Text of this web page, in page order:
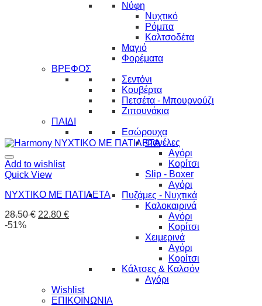
Νύφη
Νυχτικό
Ρόμπα
Καλτσοδέτα
Μαγιό
Φορέματα
ΒΡΕΦΟΣ
Σεντόνι
Κουβέρτα
Πετσέτα - Μπουρνούζι
Ζιπουνάκια
ΠΑΙΔΙ
Εσώρουχα
Φανέλες
Αγόρι
Κορίτσι
Slip - Boxer
Αγόρι
Πυζάμες - Νυχτικά
Καλοκαιρινά
Αγόρι
Κορίτσι
Χειμερινά
Αγόρι
Κορίτσι
Κάλτσες & Καλσόν
Αγόρι
Wishlist
ΕΠΙΚΟΙΝΩΝΙΑ
Add to wishlist
Quick View
ΝΥΧΤΙΚΟ ΜΕ ΠΑΤΙΛΕΤΑ
28.50€ 22.80 €
-51%